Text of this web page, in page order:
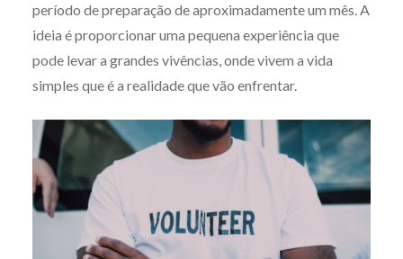
período de preparação de aproximadamente um mês. A
ideia é proporcionar uma pequena experiência que
pode levar a grandes vivências, onde vivem a vida
simples que é a realidade que vão enfrentar.